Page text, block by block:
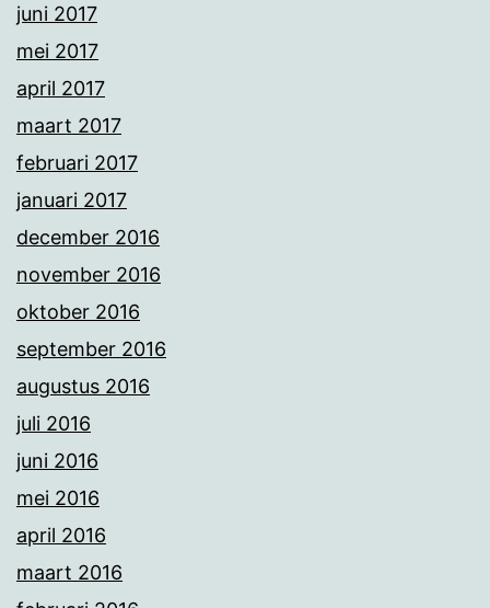
juni 2017
mei 2017
april 2017
maart 2017
februari 2017
januari 2017
december 2016
november 2016
oktober 2016
september 2016
augustus 2016
juli 2016
juni 2016
mei 2016
april 2016
maart 2016